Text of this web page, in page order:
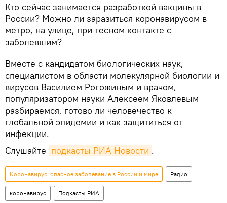
Кто сейчас занимается разработкой вакцины в
России? Можно ли заразиться коронавирусом в
метро, на улице, при тесном контакте с
заболевшим?
Вместе c кандидатом биологических наук,
специалистом в области молекулярной биологии и
вирусов Василием Рогожиным и врачом,
популяризатором науки Алексеем Яковлевым
разбираемся, готово ли человечество к
глобальной эпидемии и как защититься от
инфекции.
Слушайте подкасты РИА Новости .
Коронавирус: опасное заболевание в России и мире Радио
коронавирус Подкасты РИА